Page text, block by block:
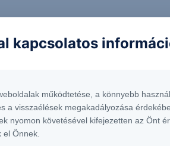
korábban. Itthon is az
bár piaci súlyok így
kapcsolatos
működtetése, a könnyebb
a visszaélések megakadályozása
nyomon követésével kifejezetten az Önt
Önnek.